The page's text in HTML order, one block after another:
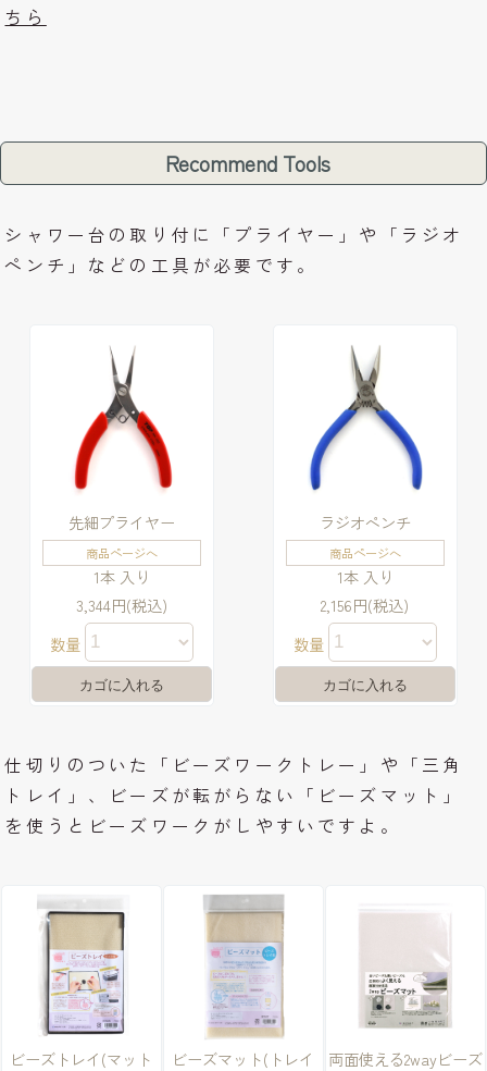
ちら
Recommend Tools
シャワー台の取り付に「プライヤー」や「ラジオ
ペンチ」などの工具が必要です。
先細プライヤー
商品ページへ
1本 入り
3,344円(税込)
数量
ラジオペンチ
商品ページへ
1本 入り
2,156円(税込)
数量
仕切りのついた「ビーズワークトレー」や「三角
トレイ」、ビーズが転がらない「ビーズマット」
を使うとビーズワークがしやすいですよ。
ビーズトレイ(マット
ビーズマット(トレイ
両面使える2wayビーズ